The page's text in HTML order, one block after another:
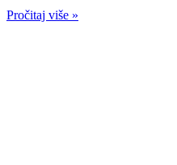
Pročitaj više »